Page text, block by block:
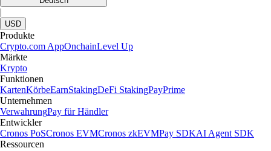
|
USD
Produkte
Crypto.com AppOnchainLevel Up
Märkte
Krypto
Funktionen
KartenKörbeEarnStakingDeFi StakingPayPrime
Unternehmen
VerwahrungPay für Händler
Entwickler
Cronos PoSCronos EVMCronos zkEVMPay SDKAI Agent SDK
Ressourcen